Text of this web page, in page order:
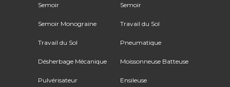
Semoir
Semoir Monograine
Travail du Sol
Désherbage Mécanique
Pulvérisateur
Semoir
Travail du Sol
Pneumatique
Moissonneuse Batteuse
Ensileuse